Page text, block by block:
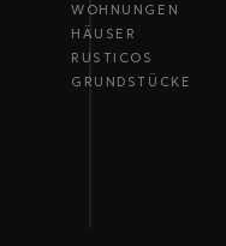
WOHNUNGEN
HÄUSER
RUSTICOS
GRUNDSTÜCKE